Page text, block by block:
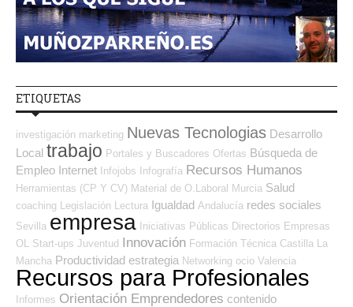
ETIQUETAS
investigación marketing Nuevas Tecnologias Desarrollo
Local trabajo Portales y Buscadores Ofertas Búsqueda de
Empleo Internet Infojobs Infografía Recursos Humanos
Herramientas (CP Y CV) Material de O.Laboral Murcia Salud
coaching Legislación Lectura Igualdad Andalucía redes sociales
Sevilla empresa Iniciativas Públicas Directorios Empresas
OL
Start-ups Juventud Innovación Formación Técnica Castilla La
Mancha Productividad estrategia Networking ocio Valencia
Recursos para Profesionales
Informes Orientación Emprendedores contenido